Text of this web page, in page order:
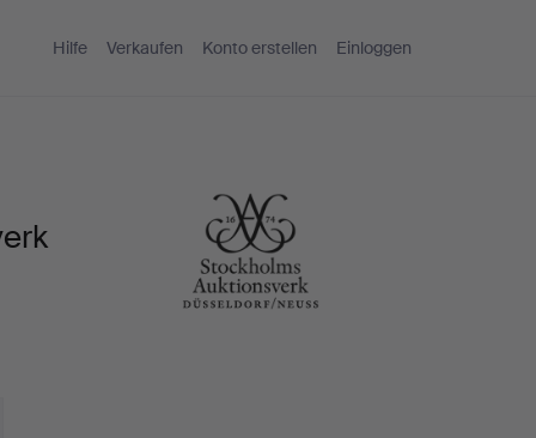
Hilfe Verkaufen Konto erstellen Einloggen